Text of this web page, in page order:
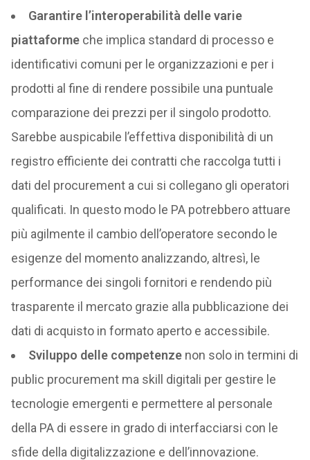
Garantire l’interoperabilità delle varie
piattaformeche implica standard di processo e
identificativi comuni per le organizzazioni e per i
prodotti al fine di rendere possibile una puntuale
comparazione dei prezzi per il singolo prodotto.
Sarebbe auspicabile l’effettiva disponibilità di un
registro efficiente dei contratti che raccolga tutti i
dati del procurement a cui si collegano gli operatori
qualificati. In questo modo le PA potrebbero attuare
più agilmente il cambio dell’operatore secondo le
esigenze del momento analizzando, altresì, le
performance dei singoli fornitori e rendendo più
trasparente il mercato grazie alla pubblicazione dei
dati di acquisto in formato aperto e accessibile.
Sviluppo delle competenzenon solo in termini di
public procurement ma skill digitali per gestire le
tecnologie emergenti e permettere al personale
della PA di essere in grado di interfacciarsi con le
sfide della digitalizzazione e dell’innovazione.